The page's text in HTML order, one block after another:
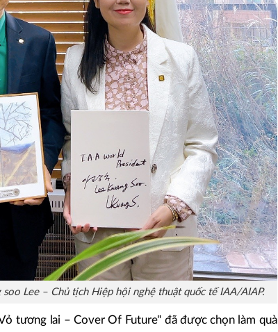
Lee – Chủ tịch Hiệp hội nghệ thuật quốc tế IAA/AIAP.
tương lai – Cover Of Future" đã được chọn làm quà